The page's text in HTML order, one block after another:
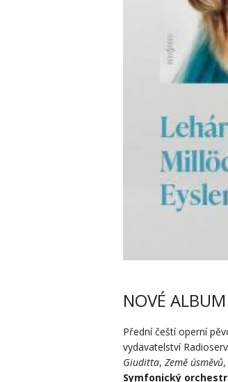
NOVÉ
Přední čeští operní
vydavatelství
Giuditta, Země úsměvů,
Symfonický